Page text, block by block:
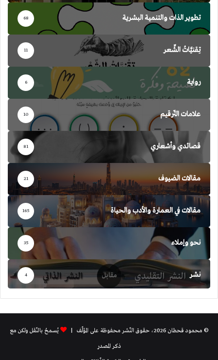
تطوير الذات والتنمية البشرية 68
تِقنيَّاتُ الشِّعر 11
رواية 6
علامات التّرقيم 10
قصائدي وأشعاري 81
مقالات الضيوف 21
مقالات في العمارة والأدب والحياة 165
نحو وإملاء 35
نشر 4
© محمود قحطان 2026، حقوق النّشر محفوظة على المؤلّف |
يُسمحُ بالنّقل ولكن مع
ذكر المصدر